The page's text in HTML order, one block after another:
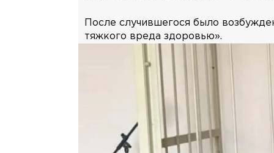
После случившегося было
тяжкого вреда здоровью».